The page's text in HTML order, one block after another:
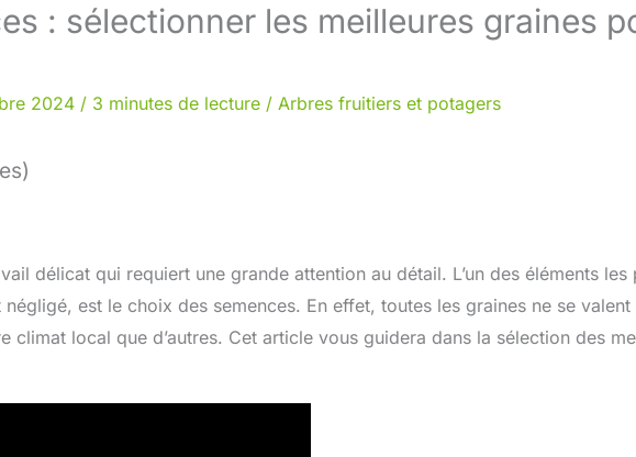
: sélectionner les meilleures graines
2024 / 3 minutes de lecture / Arbres fruitiers et potagers
délicat qui requiert une grande attention au détail. L’un des éléments les
est le choix des semences. En effet, toutes les graines ne se valent
climat local que d’autres. Cet article vous guidera dans la sélection des